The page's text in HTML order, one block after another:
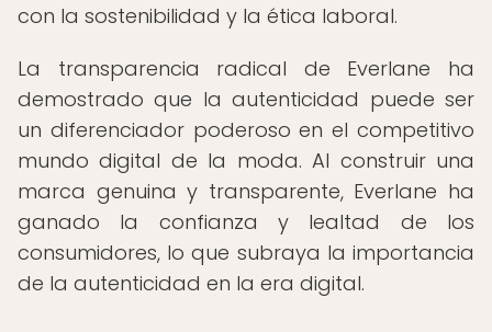
con la sostenibilidad y la ética laboral.
La transparencia radical de Everlane ha
demostrado que la autenticidad puede ser
un diferenciador poderoso en el competitivo
mundo digital de la moda. Al construir una
marca genuina y transparente, Everlane ha
ganado la confianza y lealtad de los
consumidores, lo que subraya la importancia
de la autenticidad en la era digital.